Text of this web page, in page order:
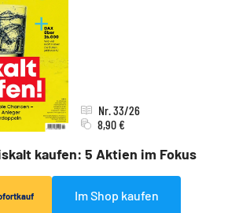
kaufen: 5 Aktien im Fokus
Nr. 33/26
8,90 €
Im Shop kaufen